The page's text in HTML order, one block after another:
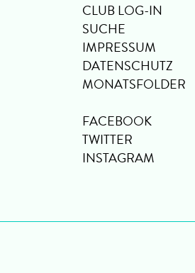
CLUB LOG-IN
SUCHE
IMPRESSUM
DATENSCHUTZ
MONATSFOLDER
FACEBOOK
TWITTER
INSTAGRAM